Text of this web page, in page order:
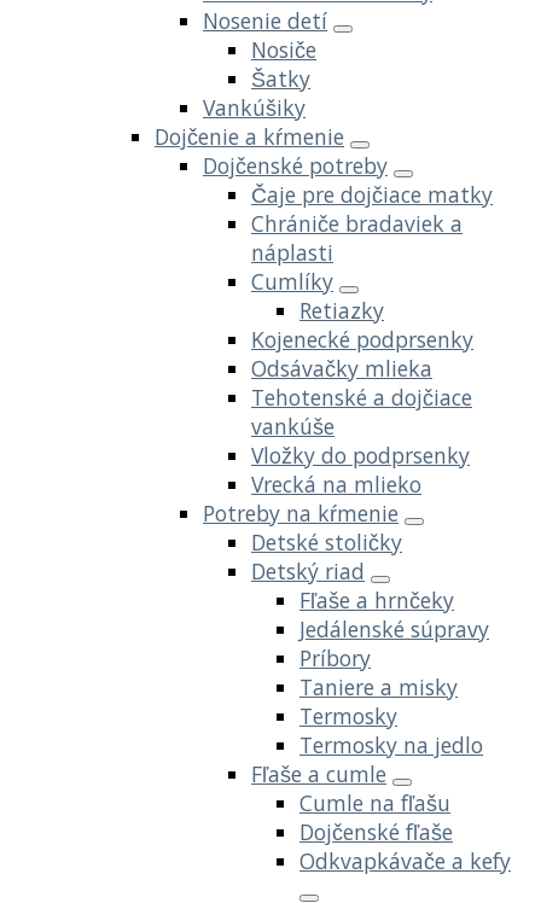
Nosenie detí
Nosiče
Šatky
Vankúšiky
Dojčenie a kŕmenie
Dojčenské potreby
Čaje pre dojčiace matky
Chrániče bradaviek a
náplasti
Cumlíky
Retiazky
Kojenecké podprsenky
Odsávačky mlieka
Tehotenské a dojčiace
vankúše
Vložky do podprsenky
Vrecká na mlieko
Potreby na kŕmenie
Detské stoličky
Detský riad
Fľaše a hrnčeky
Jedálenské súpravy
Príbory
Taniere a misky
Termosky
Termosky na jedlo
Fľaše a cumle
Cumle na fľašu
Dojčenské fľaše
Odkvapkávače a kefy